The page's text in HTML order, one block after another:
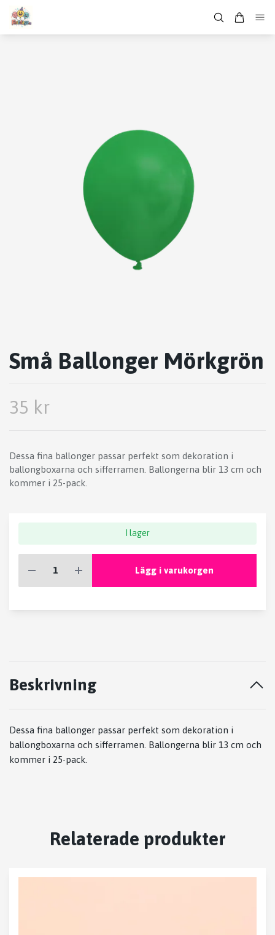
Små Ballonger Mörkgrön
35 kr
Dessa fina ballonger passar perfekt som dekoration i
ballongboxarna och sifferramen. Ballongerna blir 13 cm och
kommer i 25-pack.
I lager
Lägg i varukorgen
Beskrivning
Dessa fina ballonger passar perfekt som dekoration i
ballongboxarna och sifferramen. Ballongerna blir 13 cm och
kommer i 25-pack.
Relaterade produkter